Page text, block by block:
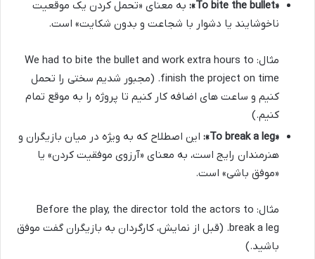
«To bite the bullet»:
به معنای «تحمل کردن یک موقعیت
ناخوشایند یا دشوار با شجاعت و بدون شکایت» است.
مثال: We had to bite the bullet and work extra hours to
finish the project on time. (مجبور شدیم سختی را تحمل
کنیم و ساعت های اضافه کار کنیم تا پروژه را به موقع تمام
کنیم.)
«To break a leg»:
این اصطلاح که به ویژه در میان بازیگران و
هنرمندان رایج است، به معنای «آرزوی موفقیت کردن» یا
«موفق باشی» است.
مثال: Before the play, the director told the actors to
break a leg. (قبل از نمایش، کارگردان به بازیگران گفت موفق
باشید.)